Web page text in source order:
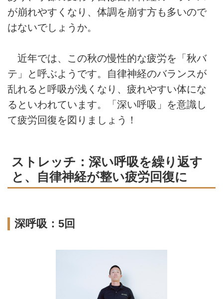
が崩れやすくなり、体調を崩す方も多いので
はないでしょうか。
近年では、この秋の慢性的な疲労を「秋バ
テ」と呼ぶようです。自律神経のバランスが
乱れると呼吸が浅くなり、疲れやすい体にな
るといわれています。「深い呼吸」を意識し
て疲労回復を図りましょう！
ストレッチ：深い呼吸を繰り返す
と、自律神経が整い疲労回復に
深呼吸：5回